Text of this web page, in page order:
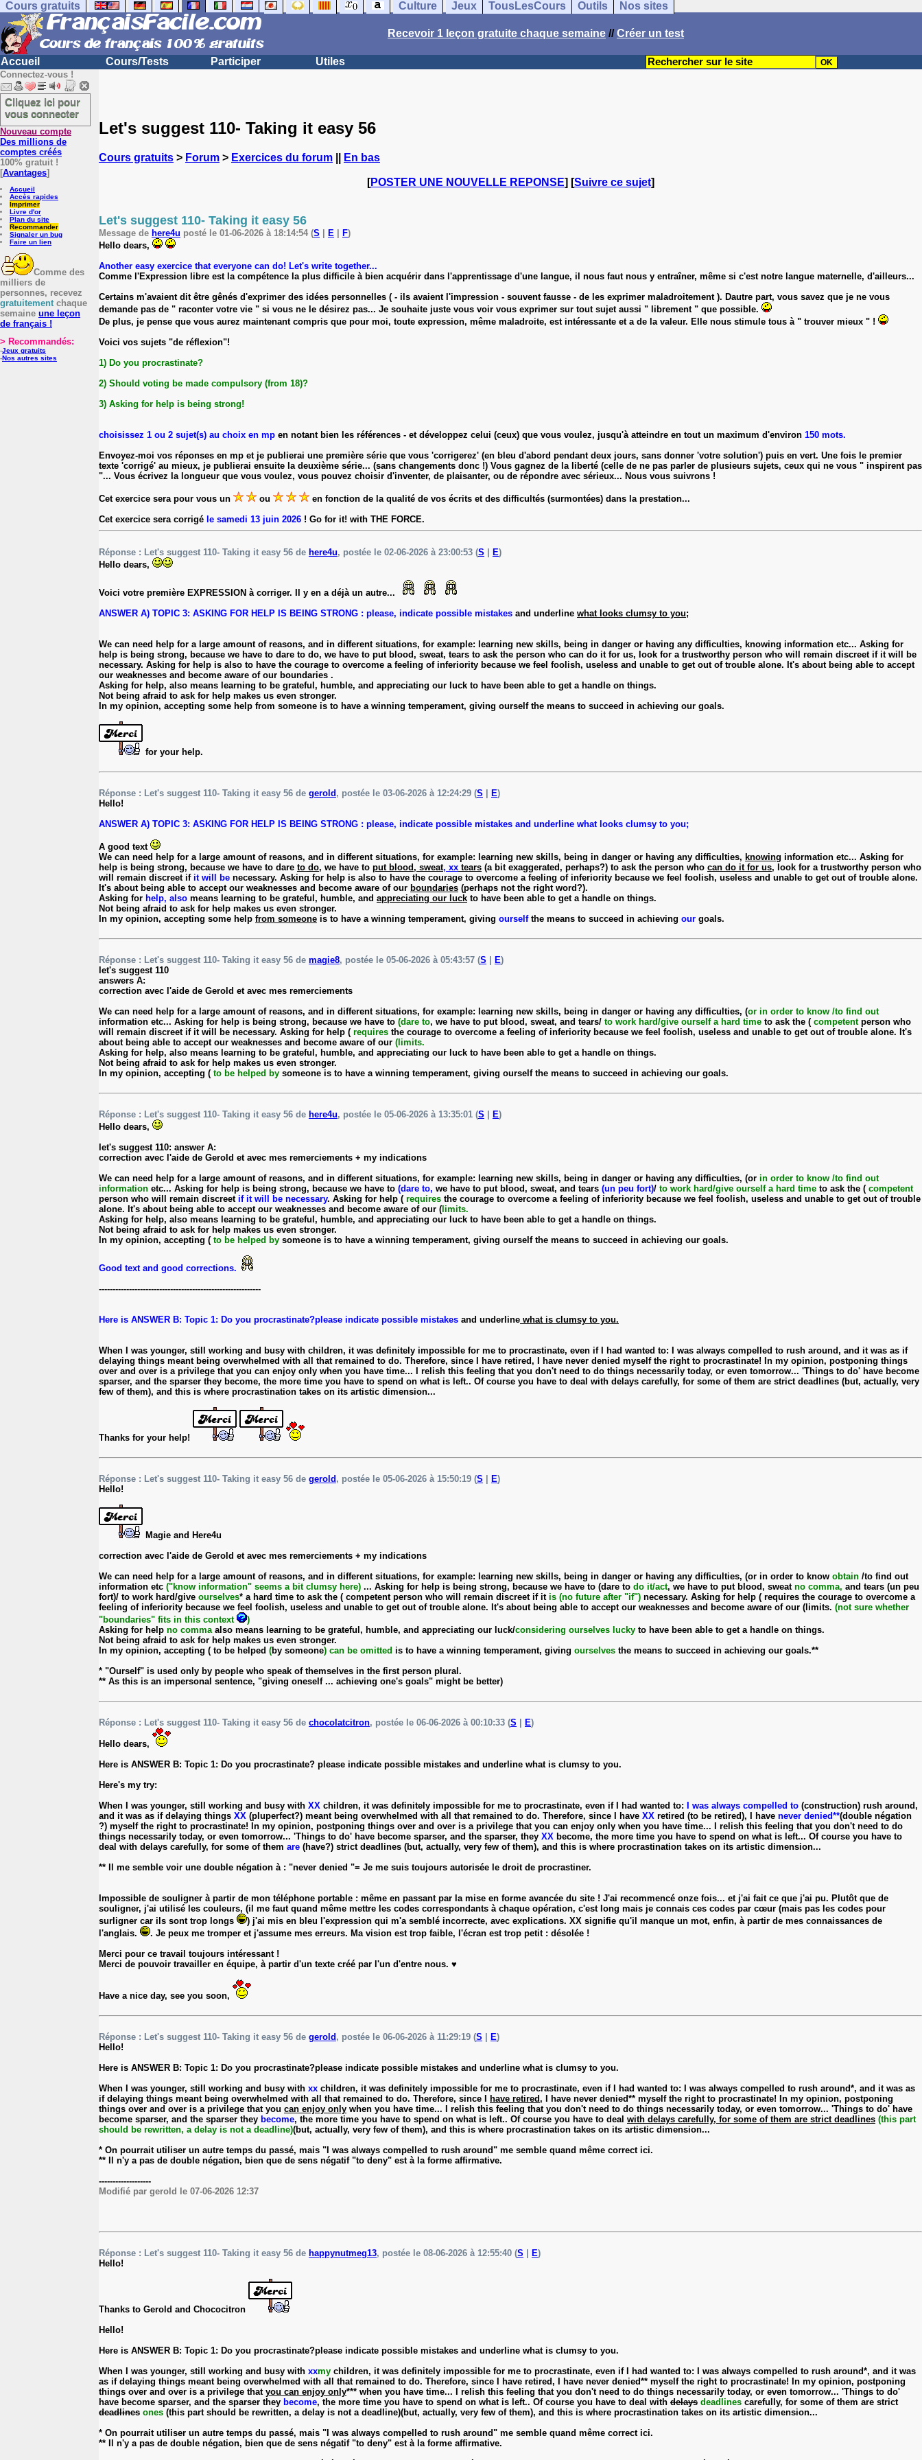
Cours gratuits Culture Jeux TousLesCours Outils Nos sites
Recevoir 1 leçon gratuite chaque semaine //Créer un test
Accueil Cours/Tests Participer Utiles
Connectez-vous !
Cliquez ici pour
vous connecter
Nouveau compte
Des millions de
comptes créés
100% gratuit !
[Avantages]
Accueil
Accès rapides
Imprimer
Livre d'or
Plan du site
Recommander
Signaler un bug
Faire un lien
Comme des
milliers de
personnes, recevez
gratuitementchaque
semaine une leçon
de français !
> Recommandés:
-Jeux gratuits
-Nos autres sites
Let's suggest 110- Taking it easy 56
Cours gratuits > Forum > Exercices du forum En bas
[POSTER UNE NOUVELLE REPONSE] [Suivre ce sujet]
Let's suggest 110- Taking it easy 56
Message de here4u posté le 01-06-2026 à 18:14:54 (S E F)
Hello dears,
Another easy exercice that everyone can do! Let's write together...
Comme l'Expression libre est la compétence la plus difficile à bien acquérir dans l'apprentissage d'une langue, il nous faut nous y entraîner, même si c'est notre langue maternelle, d'ailleurs...
Certains m'avaient dit être gênés d'exprimer des idées personnelles ( - ils avaient l'impression - souvent fausse - de les exprimer maladroitement ). Dautre part, vous savez que je ne vous
demande pas de " raconter votre vie " si vous ne le désirez pas... Je souhaite juste vous voir vous exprimer sur tout sujet aussi " librement " que possible.
De plus, je pense que vous aurez maintenant compris que pour moi, toute expression, même maladroite, est intéressante et a de la valeur. Elle nous stimule tous à " trouver mieux " !
Voici vos sujets "de réflexion"!
1) Do you procrastinate?
2) Should voting be made compulsory (from 18)?
3) Asking for help is being strong!
choisissez 1 ou 2 sujet(s) au choix en mp en notant bien les références - et développez celui (ceux) que vous voulez, jusqu'à atteindre en tout un maximum d'environ 150 mots.
Envoyez-moi vos réponses en mp et je publierai une première série que vous 'corrigerez' (en bleu d'abord pendant deux jours, sans donner 'votre solution') puis en vert. Une fois le premier
texte 'corrigé' au mieux, je publierai ensuite la deuxième série... (sans changements donc !) Vous gagnez de la liberté (celle de ne pas parler de plusieurs sujets, ceux qui ne vous " inspirent pas
"... Vous écrivez la longueur que vous voulez, vous pouvez choisir d'inventer, de plaisanter, ou de répondre avec sérieux... Nous vous suivrons !
Cet exercice sera pour vous un ou
en fonction de la qualité de vos écrits et des difficultés (surmontées) dans la prestation...
Cet exercice sera corrigé le samedi 13 juin 2026 ! Go for it! with THE FORCE.
Réponse : Let's suggest 110- Taking it easy 56 de here4u, postée le 02-06-2026 à 23:00:53 (S E)
Hello dears,
Voici votre première EXPRESSION à corriger. Il y en a déjà un autre...
ANSWER A) TOPIC 3: ASKING FOR HELP IS BEING STRONG : please, indicate possible mistakes and underline what looks clumsy to you;
We can need help for a large amount of reasons, and in different situations, for example: learning new skills, being in danger or having any difficulties, knowing information etc... Asking for
help is being strong, because we have to dare to do, we have to put blood, sweat, tears to ask the person who can do it for us, look for a trustworthy person who will remain discreet if it will be
necessary. Asking for help is also to have the courage to overcome a feeling of inferiority because we feel foolish, useless and unable to get out of trouble alone. It's about being able to accept
our weaknesses and become aware of our boundaries .
Asking for help, also means learning to be grateful, humble, and appreciating our luck to have been able to get a handle on things.
Not being afraid to ask for help makes us even stronger.
In my opinion, accepting some help from someone is to have a winning temperament, giving ourself the means to succeed in achieving our goals.
for your help.
Réponse : Let's suggest 110- Taking it easy 56 de gerold , postée le 03-06-2026 à 12:24:29 (S E)
Hello!
ANSWER A) TOPIC 3: ASKING FOR HELP IS BEING STRONG : please, indicate possible mistakes and underline what looks clumsy to you;
A good text
We can need help for a large amount of reasons, and in different situations, for example: learning new skills, being in danger or having any difficulties, knowing information etc... Asking for
help is being strong, because we have to dare to do, we have to put blood, sweat, xx tears (a bit exaggerated, perhaps?) to ask the person who can do it for us, look for a trustworthy person who
will remain discreet ifit will be necessary. Asking for help is also to have the courage to overcome a feeling of inferiority because we feel foolish, useless and unable to get out of trouble alone.
It's about being able to accept our weaknesses and become aware of our boundaries (perhaps not the right word?).
Asking for help, also means learning to be grateful, humble, and appreciating our luck to have been able to get a handle on things.
Not being afraid to ask for help makes us even stronger.
In my opinion, accepting some help from someone is to have a winning temperament, giving ourselfthe means to succeed in achieving our goals.
Réponse : Let's suggest 110- Taking it easy 56 de magie8, postée le 05-06-2026 à 05:43:57 (S E)
let's suggest 110
answers A:
correction avec l'aide de Gerold et avec mes remerciements
We can need help for a large amount of reasons, and in different situations, for example: learning new skills, being in danger or having any difficulties, (or in order to know /to find out
information etc... Asking for help is being strong, because we have to (dare to, we have to put blood, sweat, and tears/ to work hard/give ourself a hard time to ask the ( competentperson who
will remain discreet if it will be necessary. Asking for help ( requires the courage to overcome a feeling of inferiority because we feel foolish, useless and unable to get out of trouble alone. It's
about being able to accept our weaknesses and become aware of our (limits.
Asking for help, also means learning to be grateful, humble, and appreciating our luck to have been able to get a handle on things.
Not being afraid to ask for help makes us even stronger.
In my opinion, accepting ( to be helped by someone is to have a winning temperament, giving ourself the means to succeed in achieving our goals.
Réponse : Let's suggest 110- Taking it easy 56 de here4u, postée le 05-06-2026 à 13:35:01 (S E)
Hello dears,
let's suggest 110: answer A:
correction avec l'aide de Gerold et avec mes remerciements + my indications
We can need help for a large amount of reasons, and in different situations, for example: learning new skills, being in danger or having any difficulties, (or in order to know /to find out
information etc... Asking for help is being strong, because we have to (dare to, we have to put blood, sweat, and tears (un peu fort)/ to work hard/give ourself a hard time to ask the ( competent
person who will remain discreet if it will be necessary. Asking for help ( requires the courage to overcome a feeling of inferiority because we feel foolish, useless and unable to get out of trouble
alone. It's about being able to accept our weaknesses and become aware of our ( limits.
Asking for help, also means learning to be grateful, humble, and appreciating our luck to have been able to get a handle on things.
Not being afraid to ask for help makes us even stronger.
In my opinion, accepting ( to be helped by someone is to have a winning temperament, giving ourself the means to succeed in achieving our goals.
Good text and good corrections.
-----------------------------------------------------------
Here is ANSWER B: Topic 1: Do you procrastinate?please indicate possible mistakes and underline what is clumsy to you.
When I was younger, still working and busy with children, it was definitely impossible for me to procrastinate, even if I had wanted to: I was always compelled to rush around, and it was as if
delaying things meant being overwhelmed with all that remained to do. Therefore, since I have retired, I have never denied myself the right to procrastinate! In my opinion, postponing things
over and over is a privilege that you can enjoy only when you have time... I relish this feeling that you don't need to do things necessarily today, or even tomorrow... 'Things to do' have become
sparser, and the sparser they become, the more time you have to spend on what is left.. Of course you have to deal with delays carefully, for some of them are strict deadlines (but, actually, very
few of them), and this is where procrastination takes on its artistic dimension...
Thanks for your help!
Réponse : Let's suggest 110- Taking it easy 56 de gerold , postée le 05-06-2026 à 15:50:19 (S E)
Hello!
Magie and Here4u
correction avec l'aide de Gerold et avec mes remerciements + my indications
We can need help for a large amount of reasons, and in different situations, for example: learning new skills, being in danger or having any difficulties, (or in order to know obtain /to find out
information etc ("know information" seems a bit clumsy here) ... Asking for help is being strong, because we have to (dare to do it/act, we have to put blood, sweat no comma, and tears (un peu
fort)/ to work hard/give ourselves* a hard time to ask the ( competent person who will remain discreet if it is (no future after "if") necessary. Asking for help ( requires the courage to overcome a
feeling of inferiority because we feel foolish, useless and unable to get out of trouble alone. It's about being able to accept our weaknesses and become aware of our (limits. (not sure whether
"boundaries" fits in this context
)
Asking for help no comma also means learning to be grateful, humble, and appreciating our luck/considering ourselves lucky to have been able to get a handle on things.
Not being afraid to ask for help makes us even stronger.
In my opinion, accepting ( to be helped (by someone) can be omitted is to have a winning temperament, giving ourselves the means to succeed in achieving our goals.**
* "Ourself" is used only by people who speak of themselves in the first person plural.
** As this is an impersonal sentence, "giving oneself ... achieving one's goals" might be better)
Réponse : Let's suggest 110- Taking it easy 56 de chocolatcitron, postée le 06-06-2026 à 00:10:33 (S E)
Hello dears,
Here is ANSWER B: Topic 1: Do you procrastinate? please indicate possible mistakes and underline what is clumsy to you.
Here's my try:
When I was younger, still working and busy with XX children, it was definitely impossible for me to procrastinate, even if I had wanted to: I was always compelled to (construction) rush around,
and it was as if delaying things XX (pluperfect?) meant being overwhelmed with all that remained to do. Therefore, since I have XX retired (to be retired), I have never denied**(double négation
?) myself the right to procrastinate! In my opinion, postponing things over and over is a privilege that you can enjoy only when you have time... I relish this feeling that you don't need to do
things necessarily today, or even tomorrow... 'Things to do' have become sparser, and the sparser, they XX become, the more time you have to spend on what is left... Of course you have to
deal with delays carefully, for some of them are (have?) strict deadlines (but, actually, very few of them), and this is where procrastination takes on its artistic dimension...
** Il me semble voir une double négation à : "never denied "= Je me suis toujours autorisée le droit de procrastiner.
Impossible de souligner à partir de mon téléphone portable : même en passant par la mise en forme avancée du site ! J'ai recommencé onze fois... et j'ai fait ce que j'ai pu. Plutôt que de
souligner, j'ai utilisé les couleurs, (il me faut quand même mettre les codes correspondants à chaque opération, c'est long mais je connais ces codes par cœur (mais pas les codes pour
surligner car ils sont trop longs
) j'ai mis en bleu l'expression qui m'a semblé incorrecte, avec explications. XX signifie qu'il manque un mot, enfin, à partir de mes connaissances de
l'anglais.
. Je peux me tromper et j'assume mes erreurs. Ma vision est trop faible, l'écran est trop petit : désolée !
Merci pour ce travail toujours intéressant !
Merci de pouvoir travailler en équipe, à partir d'un texte créé par l'un d'entre nous. ♥️
Have a nice day, see you soon,
Réponse : Let's suggest 110- Taking it easy 56 de gerold , postée le 06-06-2026 à 11:29:19 (S E)
Hello!
Here is ANSWER B: Topic 1: Do you procrastinate?please indicate possible mistakes and underline what is clumsy to you.
When I was younger, still working and busy with xx children, it was definitely impossible for me to procrastinate, even if I had wanted to: I was always compelled to rush around*, and it was as
if delaying things meant being overwhelmed with all that remained to do. Therefore, since I
have retired, I have never denied** myself the right to procrastinate! In my opinion, postponing
things over and over is a privilege that you can enjoy only when you have time... I relish this feeling that you don't need to do things necessarily today, or even tomorrow... 'Things to do' have
become sparser, and the sparser they become, the more time you have to spend on what is left.. Of course you have to deal with delays carefully, for some of them are strict deadlines (this part
should be rewritten, a delay is not a deadline)(but, actually, very few of them), and this is where procrastination takes on its artistic dimension...
* On pourrait utiliser un autre temps du passé, mais "I was always compelled to rush around" me semble quand même correct ici.
** Il n'y a pas de double négation, bien que de sens négatif "to deny" est à la forme affirmative.
-------------------
Modifié par gerold le 07-06-2026 12:37
Réponse : Let's suggest 110- Taking it easy 56 de happynutmeg13, postée le 08-06-2026 à 12:55:40 (S E)
Hello!
Thanks to Gerold and Chococitron
Hello!
Here is ANSWER B: Topic 1: Do you procrastinate?please indicate possible mistakes and underline what is clumsy to you.
When I was younger, still working and busy with xxmy children, it was definitely impossible for me to procrastinate, even if I had wanted to: I was always compelled to rush around*, and it was
as if delaying things meant being overwhelmed with all that remained to do. Therefore, since I have retired, I have never denied** myself the right to procrastinate! In my opinion, postponing
things over and over is a privilege that you can enjoy only*** when you have time... I relish this feeling that you don't need to do things necessarily today, or even tomorrow... 'Things to do'
have become sparser, and the sparser they become, the more time you have to spend on what is left.. Of course you have to deal with delays deadlines carefully, for some of them are strict
deadlines ones (this part should be rewritten, a delay is not a deadline)(but, actually, very few of them), and this is where procrastination takes on its artistic dimension...
* On pourrait utiliser un autre temps du passé, mais "I was always compelled to rush around" me semble quand même correct ici.
** Il n'y a pas de double négation, bien que de sens négatif "to deny" est à la forme affirmative.